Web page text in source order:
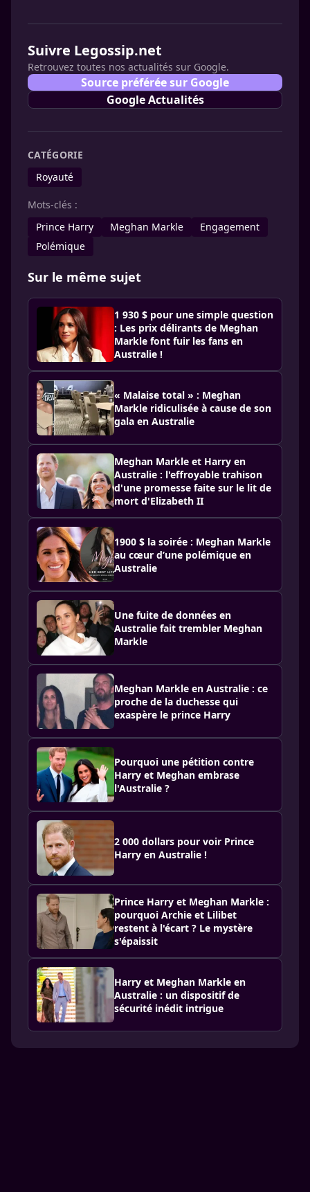
Suivre Legossip.net
Retrouvez toutes nos actualités sur Google.
Source préférée sur Google
Google Actualités
CATÉGORIE
Royauté
Mots-clés :
Prince Harry
Meghan Markle
Engagement
Polémique
Sur le même sujet
1 930 $ pour une simple question
: Les prix délirants de Meghan
Markle font fuir les fans en
Australie !
« Malaise total » : Meghan
Markle ridiculisée à cause de son
gala en Australie
Meghan Markle et Harry en
Australie : l'effroyable trahison
d'une promesse faite sur le lit de
mort d'Elizabeth II
1900 $ la soirée : Meghan Markle
au cœur d’une polémique en
Australie
Une fuite de données en
Australie fait trembler Meghan
Markle
Meghan Markle en Australie : ce
proche de la duchesse qui
exaspère le prince Harry
Pourquoi une pétition contre
Harry et Meghan embrase
l'Australie ?
2 000 dollars pour voir Prince
Harry en Australie !
Prince Harry et Meghan Markle :
pourquoi Archie et Lilibet
restent à l'écart ? Le mystère
s'épaissit
Harry et Meghan Markle en
Australie : un dispositif de
sécurité inédit intrigue